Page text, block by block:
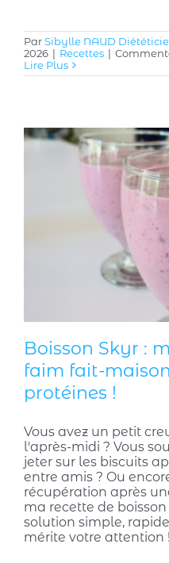
ParSibylle NAUD
2026 | Recettes |
Lire Plus
Boisson Skyr :
faim fait-
protéines !
Vous avez un petit
l'après-midi ? Vous
jeter sur les biscuits
entre amis ? Ou
récupération après
ma recette de
solution simple,
mérite votre attention